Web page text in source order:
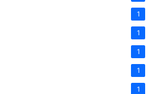
1
1
1
1
1